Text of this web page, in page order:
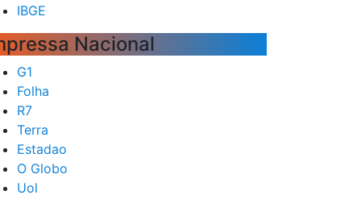
IBGE
Nacional
G1
Folha
R7
Terra
Estadao
O Globo
Uol